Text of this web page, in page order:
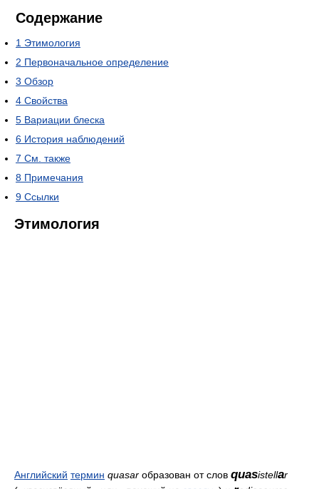
Содержание
1 Этимология
2 Первоначальное определение
3 Обзор
4 Cвойства
5 Вариации блеска
6 История наблюдений
7 См. также
8 Примечания
9 Ссылки
Этимология
Английский термин quasar образован от слов quasistellar